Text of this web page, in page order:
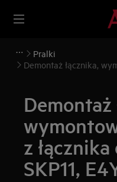
Pralki
Demontaż łącznika,
Demontaż
z
SKP11,